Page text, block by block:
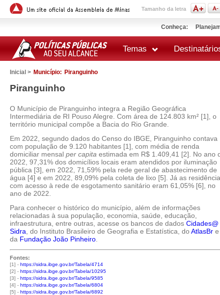
Tamanho da letra
Conheça:
Temas
Inicial > Município: Piranguinho
Piranguinho
O Município de Piranguinho integra a Região Geográfica
Intermediária de RI Pouso Alegre. Com área de 124.803 km² [1], o
território municipal compõe a Bacia do Rio Grande.
Em 2022, segundo dados do Censo do IBGE, Piranguinho contava
com população de 9.120 habitantes [1], com média de renda
domiciliar mensal per capita estimada em R$ 1.409,41 [2]. No ano
2022, 97,31% dos domicílios locais eram atendidos por iluminação
pública [3], em 2022, 71,59% pela rede geral de abastecimento de
água [4] e em 2022, 89,09% pela coleta de lixo [5]. Já as
com acesso à rede de esgotamento sanitário eram 61,05% [6], no
ano de 2022.
Para conhecer o histórico do município, além de informações
relacionadas à sua população, economia, saúde, educação,
infraestrutura, entre outras, acesse os bancos de dados Cidades@
Sidra , do Instituto Brasileiro de Geografia e Estatística, doAtlasBr e
da Fundação João Pinheiro
Fontes:
[1] - https://sidra.ibge.gov.br/Tabela/4714
[2] - https://sidra.ibge.gov.br/Tabela/10295
[3] - https://sidra.ibge.gov.br/Tabela/9585
[4] - https://sidra.ibge.gov.br/Tabela/6804
[5] - https://sidra.ibge.gov.br/Tabela/6892